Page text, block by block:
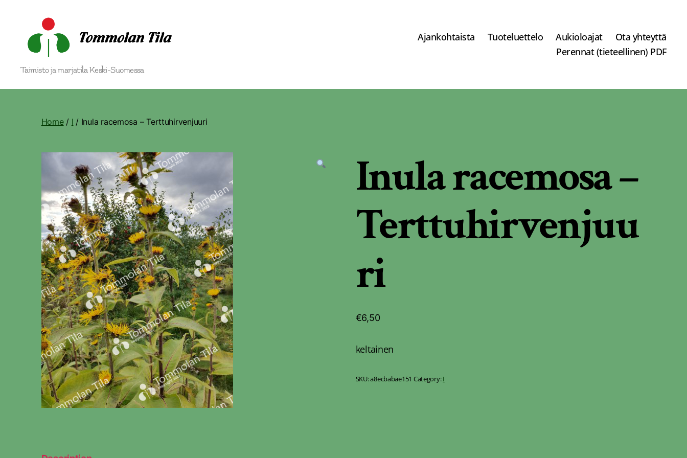
Tommolan
Tila
Taimisto ja marjatila Keski-Suomessa
Ajankohtaista Tuoteluettelo Aukioloajat
Ota yhteyttä
Perennat (tieteellinen) PDF
Home/ I / Inula racemosa – Terttuhirvenjuuri
Inula racemosa –
Terttuhirvenjuu
ri
€6,50
keltainen
SKU:a8ecbabae151 Category:I